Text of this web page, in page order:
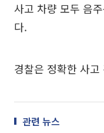
사고 차량 모두 음
다.
경찰은 정확한 사
관련 뉴스